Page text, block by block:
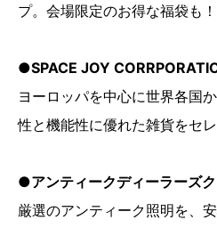
プ。会場限定のお得な福袋も！
●SPACE JOY
ヨーロッパを中心に世界各国
性と機能性に優れた雑貨をセレ
●アンティークディーラーズ
厳選のアンティーク照明を、